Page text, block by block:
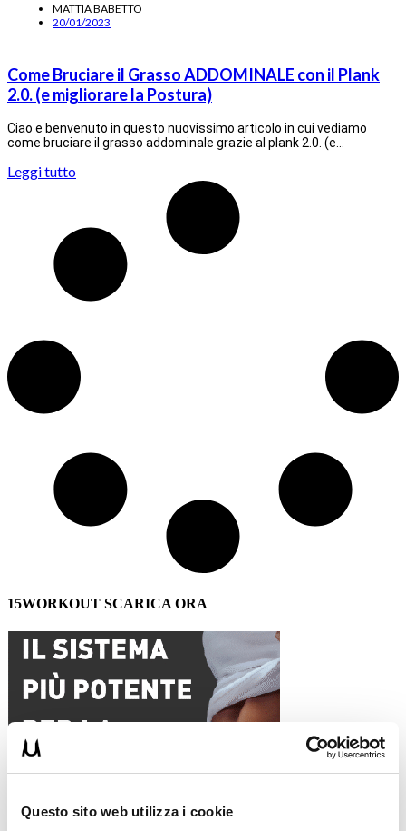
Questo sito web utilizza i cookie
MATTIA BABETTO
20/01/2023
Come Bruciare il Grasso ADDOMINALE con il Plank
2.0. (e migliorare la Postura)
Ciao e benvenuto in questo nuovissimo articolo in cui vediamo
come bruciare il grasso addominale grazie al plank 2.0. (e…
Leggi tutto
15WORKOUT SCARICA ORA